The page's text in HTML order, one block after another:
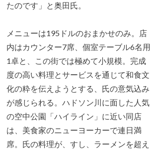
たのです」と奥田氏。
メニューは195ドルのおまかせのみ。店
内はカウンター7席、個室テーブル6名用
1卓と、この街では極めて小規模。完成
度の高い料理とサービスを通じて和食文
化の粋を伝えようとする、氏の意気込み
が感じられる。ハドソン川に面した人気
の空中公園「ハイライン」に近い同店
は、美食家のニューヨーカーで連日満
席。氏の料理が、すし、ラーメンを超え